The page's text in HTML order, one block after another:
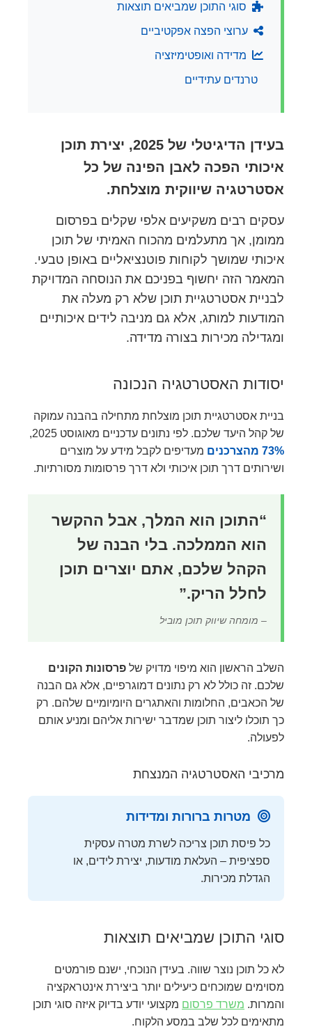
סוגי התוכן שמביאים תוצאות
ערוצי הפצה אפקטיביים
מדידה ואופטימיזציה
טרנדים עתידיים
בעידן הדיגיטלי של 2025, יצירת תוכן
איכותי הפכה לאבן הפינה של כל
אסטרטגיה שיווקית מוצלחת.
עסקים רבים משקיעים אלפי שקלים בפרסום
ממומן, אך מתעלמים מהכוח האמיתי של תוכן
איכותי שמושך לקוחות פוטנציאליים באופן טבעי.
המאמר הזה יחשוף בפניכם את הנוסחה המדויקת
לבניית אסטרטגיית תוכן שלא רק מעלה את
המודעות למותג, אלא גם מניבה לידים איכותיים
ומגדילה מכירות בצורה מדידה.
יסודות האסטרטגיה הנכונה
בניית אסטרטגיית תוכן מוצלחת מתחילה בהבנה עמוקה
של קהל היעד שלכם. לפי נתונים עדכניים מאוגוסט 2025,
73% מהצרכנים
מעדיפים לקבל מידע על מוצרים
ושירותים דרך תוכן איכותי ולא דרך פרסומות מסורתיות.
“התוכן הוא המלך, אבל ההקשר
הוא הממלכה. בלי הבנה של
הקהל שלכם, אתם יוצרים תוכן
לחלל הריק.”
– מומחה שיווק תוכן מוביל
השלב הראשון הוא מיפוי מדויק של פרסונות הקונים
שלכם. זה כולל לא רק נתונים דמוגרפיים, אלא גם הבנה
של הכאבים, החלומות והאתגרים היומיומיים שלהם. רק
כך תוכלו ליצור תוכן שמדבר ישירות אליהם ומניע אותם
לפעולה.
מרכיבי האסטרטגיה המנצחת
מטרות ברורות ומדידות
כל פיסת תוכן צריכה לשרת מטרה עסקית
ספציפית – העלאת מודעות, יצירת לידים, או
הגדלת מכירות.
סוגי התוכן שמביאים תוצאות
לא כל תוכן נוצר שווה. בעידן הנוכחי, ישנם פורמטים
מסוימים שמוכחים כיעילים יותר ביצירת אינטראקציה
והמרות. משרד פרסום מקצועי יודע בדיוק איזה סוגי תוכן
מתאימים לכל שלב במסע הלקוח.